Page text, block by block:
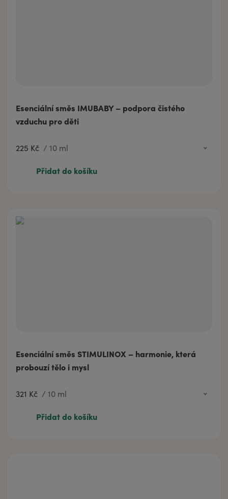
Esenciální směs IMUBABY – podpora čistého
vzduchu pro děti
225 Kč / 10 ml
329 Kč
20 ml
Přidat do košíku
Esenciální směs STIMULINOX – harmonie, která
probouzí tělo i mysl
321 Kč / 10 ml
595 Kč
20 ml
Přidat do košíku